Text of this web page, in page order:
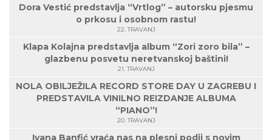
Dora Vestić predstavlja “Vrtlog” – autorsku pjesmu
o prkosu i osobnom rastu!
22. TRAVANJ
Klapa Kolajna predstavlja album “Zori zoro bila” –
glazbenu posvetu neretvanskoj baštini!
21. TRAVANJ
NOLA OBILJEŽILA RECORD STORE DAY U ZAGREBU I
PREDSTAVILA VINILNO REIZDANJE ALBUMA
“PIANO”!
20. TRAVANJ
Ivana Banfić vraća nas na plesni podij s novim